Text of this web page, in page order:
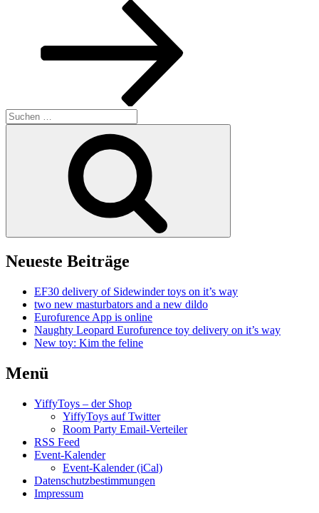
Suchen
nach:
Neueste Beiträge
EF30 delivery of Sidewinder toys on it’s way
two new masturbators and a new dildo
Eurofurence App is online
Naughty Leopard Eurofurence toy delivery on it’s way
New toy: Kim the feline
Menü
YiffyToys – der Shop
YiffyToys auf Twitter
Room Party Email-Verteiler
RSS Feed
Event-Kalender
Event-Kalender (iCal)
Datenschutzbestimmungen
Impressum